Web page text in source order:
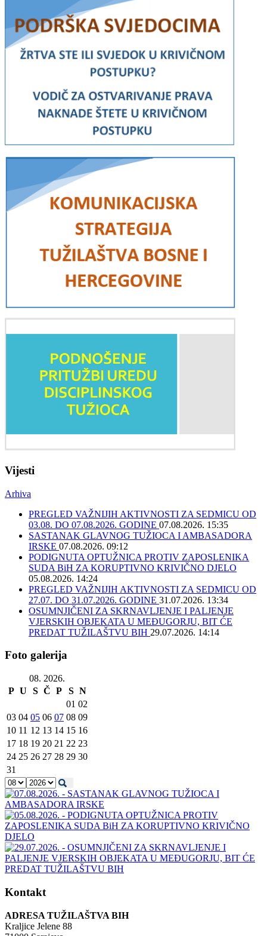
Vijesti
Arhiva
PREGLED VAŽNIJIH AKTIVNOSTI ZA SEDMICU OD
03.08. DO 07.08.2026. GODINE 07.08.2026. 15:35
SASTANAK GLAVNOG TUŽIOCA I AMBASADORA
IRSKE 07.08.2026. 09:12
PODIGNUTA OPTUŽNICA PROTIV ZAPOSLENIKA
SUDA BiH ZA KORUPTIVNO KRIVIČNO DJELO
05.08.2026. 14:24
PREGLED VAŽNIJIH AKTIVNOSTI ZA SEDMICU OD
27.07. DO 31.07.2026. GODINE 31.07.2026. 13:34
OSUMNJIČENI ZA SKRNAVLJENJE I PALJENJE
VJERSKIH OBJEKATA U MEĐUGORJU, BIT ĆE
PREDAT TUŽILAŠTVU BIH 29.07.2026. 14:14
Foto galerija
08. 2026.
P U S Č P S N
01 02
03 04 05 06 07 08 09
10 11 12 13 14 15 16
17 18 19 20 21 22 23
24 25 26 27 28 29 30
31
Kontakt
ADRESA TUŽILAŠTVA BIH
Kraljice Jelene 88